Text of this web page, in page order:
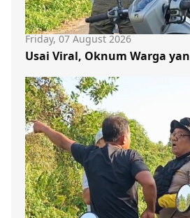
Friday, 07 August 2026
Usai Viral, Oknum Warga